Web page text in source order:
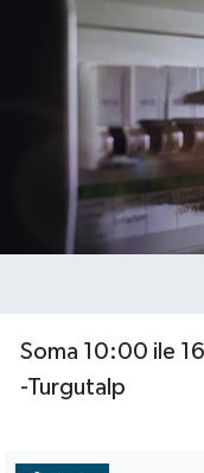
Soma 10:00 ile
-Turgutalp